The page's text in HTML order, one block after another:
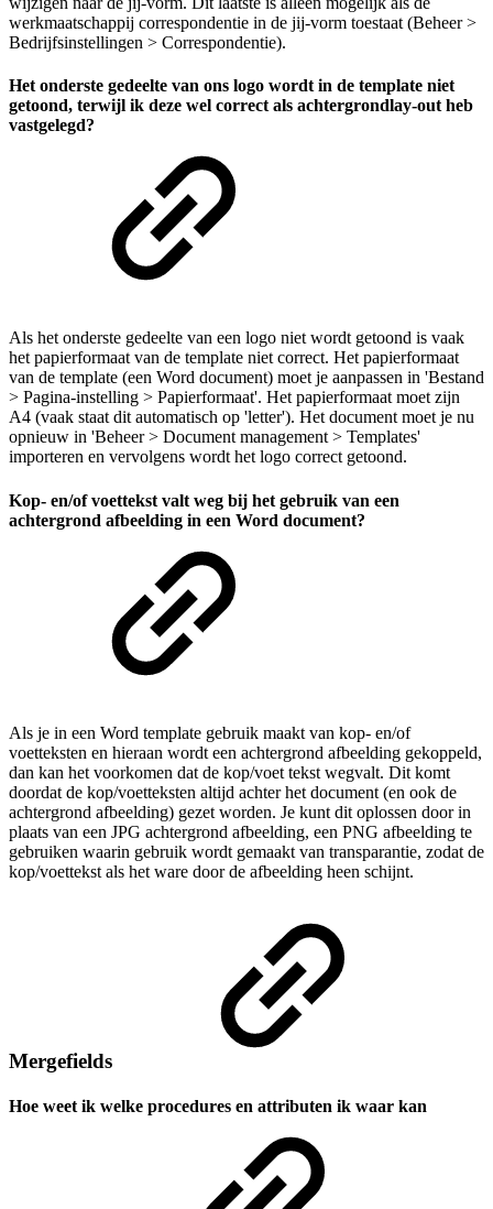
werkmaatschappij correspondentie in de jij-vorm toestaat (Beheer >
Bedrijfsinstellingen > Correspondentie).
Het onderste gedeelte van ons logo wordt in de template niet
getoond, terwijl ik deze wel correct als achtergrondlay-out heb
vastgelegd?
Als het onderste gedeelte van een logo niet wordt getoond is vaak
het papierformaat van de template niet correct. Het papierformaat
van de template (een Word document) moet je aanpassen in 'Bestand
> Pagina-instelling > Papierformaat'. Het papierformaat moet zijn
A4 (vaak staat dit automatisch op 'letter'). Het document moet je nu
opnieuw in 'Beheer > Document management > Templates'
importeren en vervolgens wordt het logo correct getoond.
Kop- en/of voettekst valt weg bij het gebruik van een
achtergrond afbeelding in een Word document?
Als je in een Word template gebruik maakt van kop- en/of
voetteksten en hieraan wordt een achtergrond afbeelding gekoppeld,
dan kan het voorkomen dat de kop/voet tekst wegvalt. Dit komt
doordat de kop/voetteksten altijd achter het document (en ook de
achtergrond afbeelding) gezet worden. Je kunt dit oplossen door in
plaats van een JPG achtergrond afbeelding, een PNG afbeelding te
gebruiken waarin gebruik wordt gemaakt van transparantie, zodat de
kop/voettekst als het ware door de afbeelding heen schijnt.
Mergefields
Hoe weet ik welke procedures en attributen ik waar kan